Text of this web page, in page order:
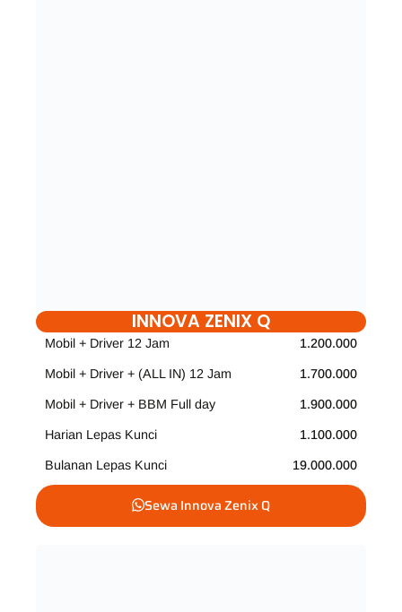
INNOVA ZENIX Q
Mobil + Driver 12 Jam 1.200.000
Mobil + Driver + (ALL IN) 12 Jam 1.700.000
Mobil + Driver + BBM Full day 1.900.000
Harian Lepas Kunci 1.100.000
Bulanan Lepas Kunci 19.000.000
Sewa Innova Zenix Q